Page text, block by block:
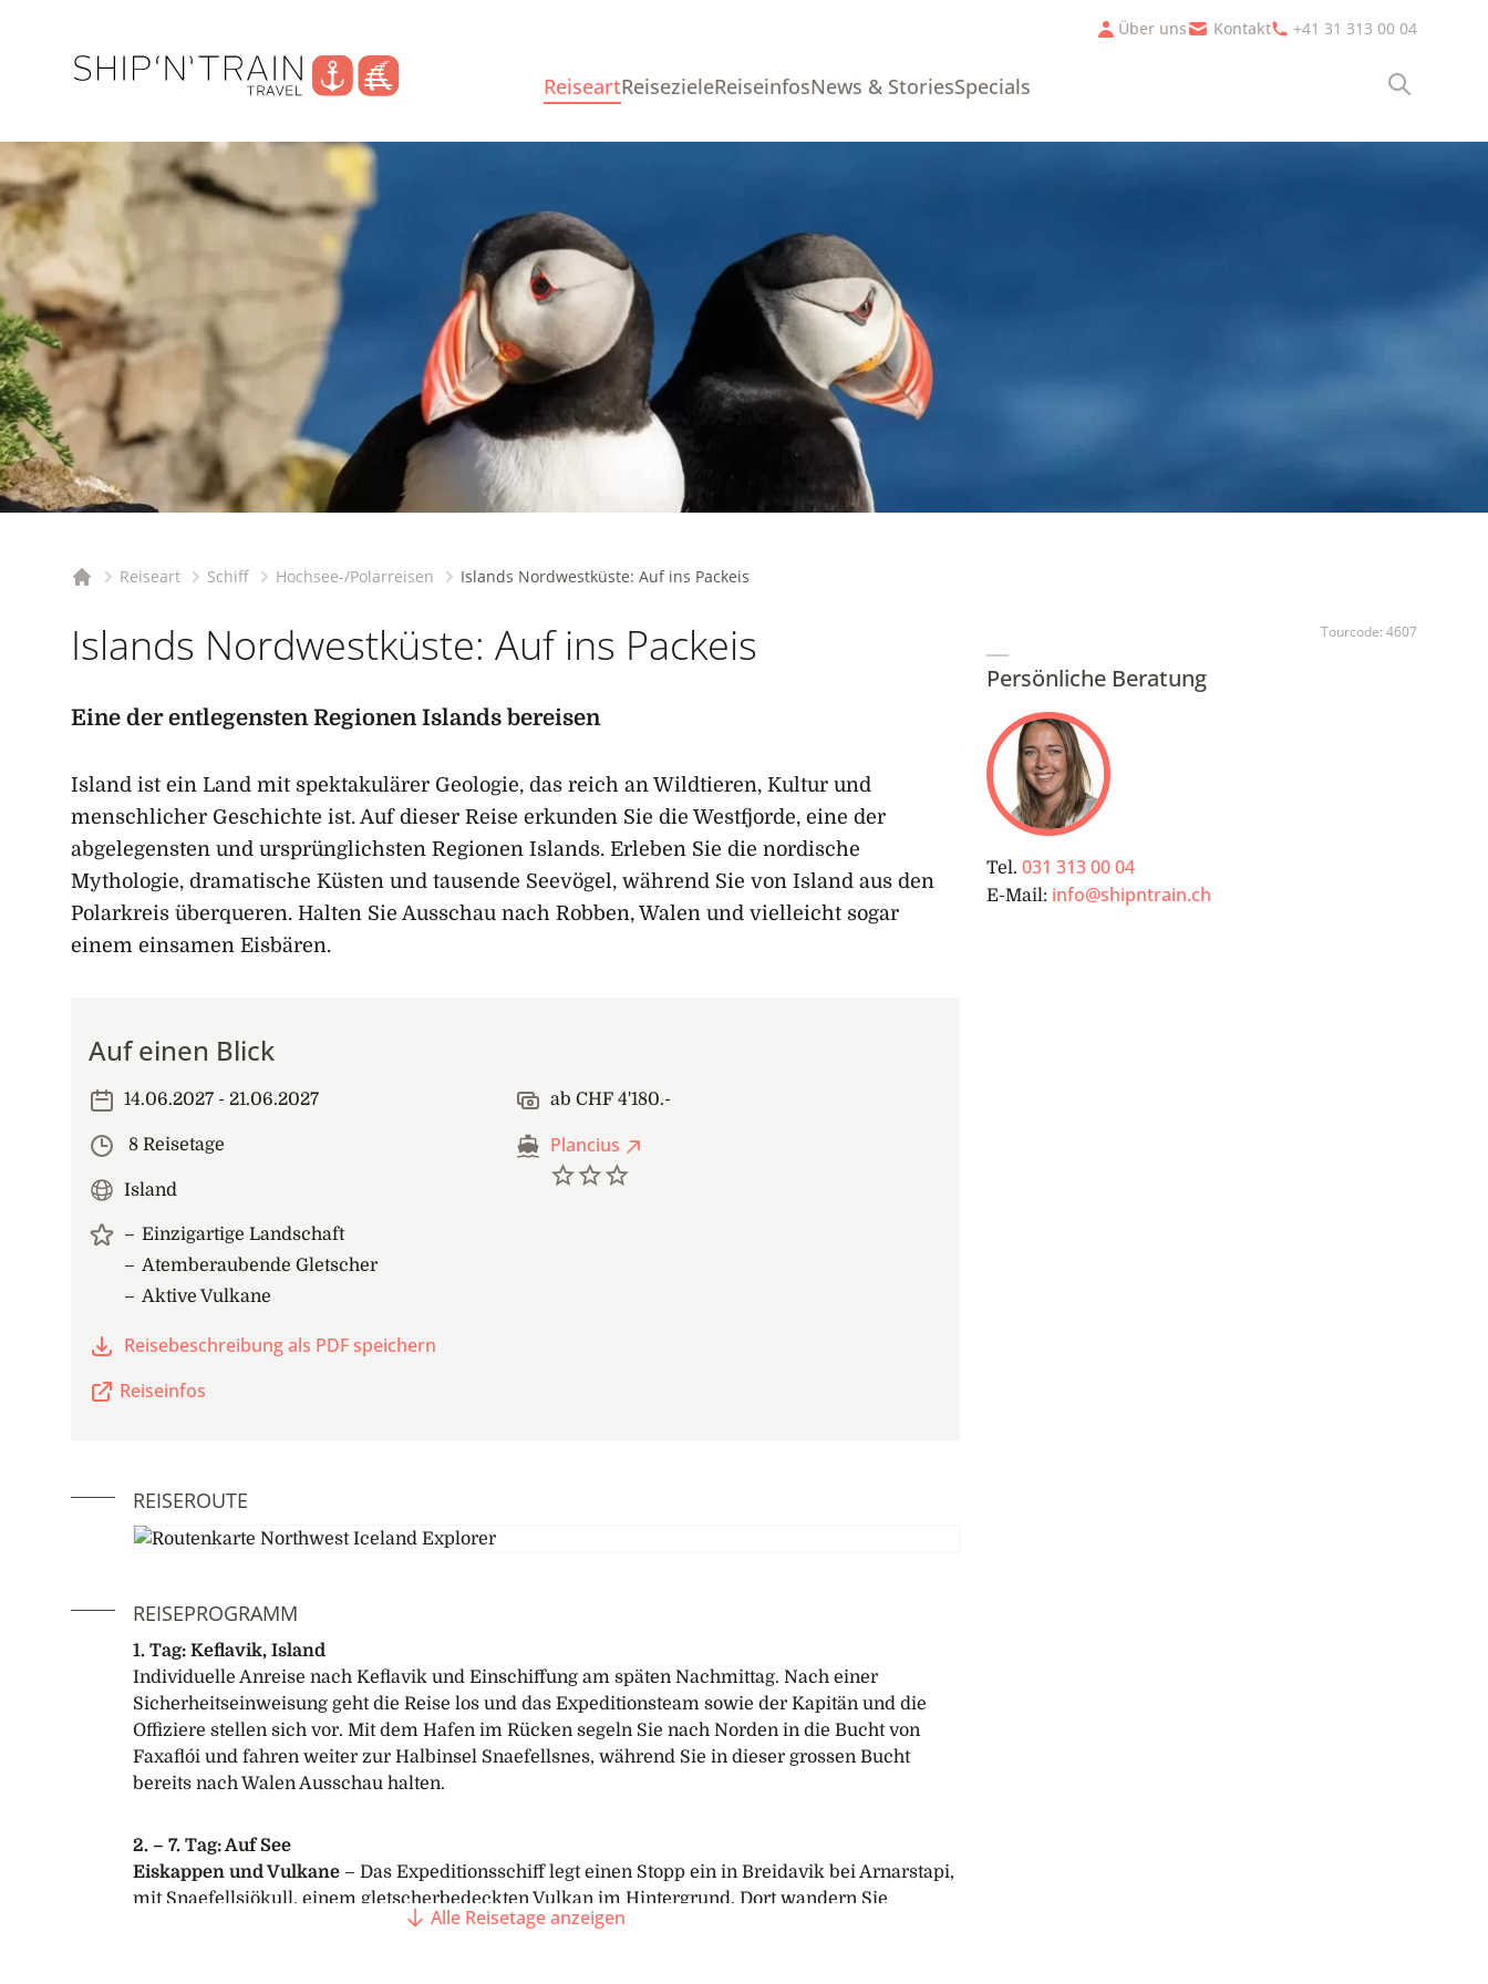
Über uns Kontakt +41 31 313 00 04
ReiseartReisezieleReiseinfosNews & StoriesSpecials Suche
Reiseart Schiff Hochsee-/Polarreisen Islands Nordwestküste: Auf ins Packeis
Islands Nordwestküste: Auf ins Packeis
Eine der entlegensten Regionen Islands bereisen
Island ist ein Land mit spektakulärer Geologie, das reich an Wildtieren, Kultur und
menschlicher Geschichte ist. Auf dieser Reise erkunden Sie die Westfjorde, eine der
abgelegensten und ursprünglichsten Regionen Islands. Erleben Sie die nordische
Mythologie, dramatische Küsten und tausende Seevögel, während Sie von Island aus den
Polarkreis überqueren. Halten Sie Ausschau nach Robben, Walen und vielleicht sogar
einem einsamen Eisbären.
Auf einen Blick
14.06.2027 - 21.06.2027
8 Reisetage
Island
ab CHF 4'180.-
Plancius
Einzigartige Landschaft
Atemberaubende Gletscher
Aktive Vulkane
Reisebeschreibung als PDF speichern
Reiseinfos
REISEROUTE
REISEPROGRAMM
1. Tag: Keflavik, Island
Individuelle Anreise nach Keflavik und Einschiffung am späten Nachmittag. Nach einer
Sicherheitseinweisung geht die Reise los und das Expeditionsteam sowie der Kapitän und die
Offiziere stellen sich vor. Mit dem Hafen im Rücken segeln Sie nach Norden in die Bucht von
Faxaflói und fahren weiter zur Halbinsel Snaefellsnes, während Sie in dieser grossen Bucht
bereits nach Walen Ausschau halten.
2. – 7. Tag: Auf See
Eiskappen und Vulkane – Das Expeditionsschiff legt einen Stopp ein in Breidavik bei Arnarstapi,
mit Snaefellsjökull, einem gletscherbedeckten Vulkan im Hintergrund. Dort wandern Sie
südwärts, entlang von Klippen – begleitet von Seevögeln – nach Hellnar, wo Sie das Schiff
Alle Reisetage anzeigen
Tourcode: 4607
Persönliche Beratung
Tel. 031 313 00 04
E-Mail: info@shipntrain.ch